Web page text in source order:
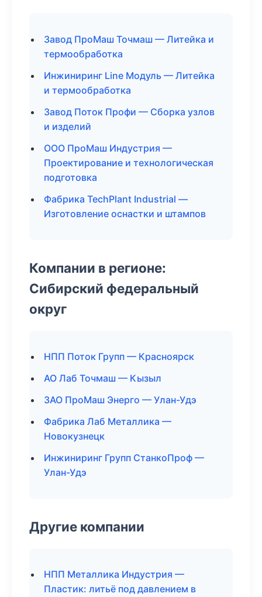
Завод ПроМаш Точмаш — Литейка и
термообработка
Инжиниринг Line Модуль — Литейка
и термообработка
Завод Поток Профи — Сборка узлов
и изделий
ООО ПроМаш Индустрия —
Проектирование и технологическая
подготовка
Фабрика TechPlant Industrial —
Изготовление оснастки и штампов
Компании в регионе:
Сибирский федеральный
округ
НПП Поток Групп — Красноярск
АО Лаб Точмаш — Кызыл
ЗАО ПроМаш Энерго — Улан-Удэ
Фабрика Лаб Металлика —
Новокузнецк
Инжиниринг Групп СтанкоПроф —
Улан-Удэ
Другие компании
НПП Металлика Индустрия —
Пластик: литьё под давлением в